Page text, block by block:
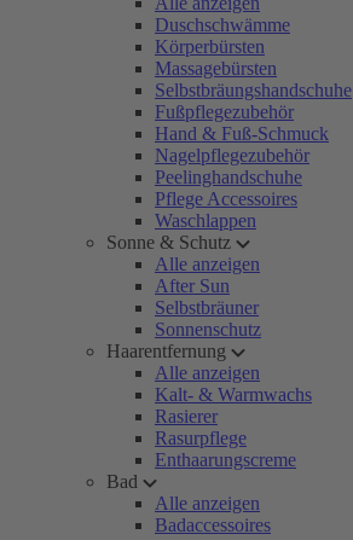
Duschschwämme
Körperbürsten
Massagebürsten
Selbstbräungshandschuhe
Fußpflegezubehör
Hand & Fuß-Schmuck
Nagelpflegezubehör
Peelinghandschuhe
Pflege Accessoires
Waschlappen
Sonne & Schutz
Alle anzeigen
After Sun
Selbstbräuner
Sonnenschutz
Haarentfernung
Alle anzeigen
Kalt- & Warmwachs
Rasierer
Rasurpflege
Enthaarungscreme
Bad
Alle anzeigen
Badaccessoires